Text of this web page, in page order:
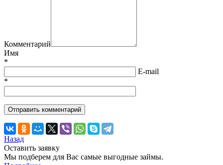
Комментарий
Имя
*
E-mail
*
Назад
Оставить заявку
Мы подберем для Вас самые выгодные займы.